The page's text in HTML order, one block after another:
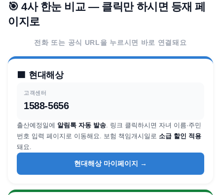
🎯 4사 한눈 비교 — 클릭만 하시면 등재 페
이지로
전화 또는 공식 URL을 누르시면 바로 연결돼요
현대해상
고객센터
1588-5656
출산예정일에 알림톡 자동 발송. 링크 클릭하시면 자녀 이름·주민
번호 입력 페이지로 이동해요. 보험 책임개시일로 소급 할인 적용
돼요.
현대해상 마이페이지 →